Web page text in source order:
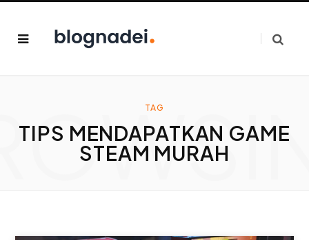
TAG
TIPS MENDAPATKAN GAME
STEAM MURAH